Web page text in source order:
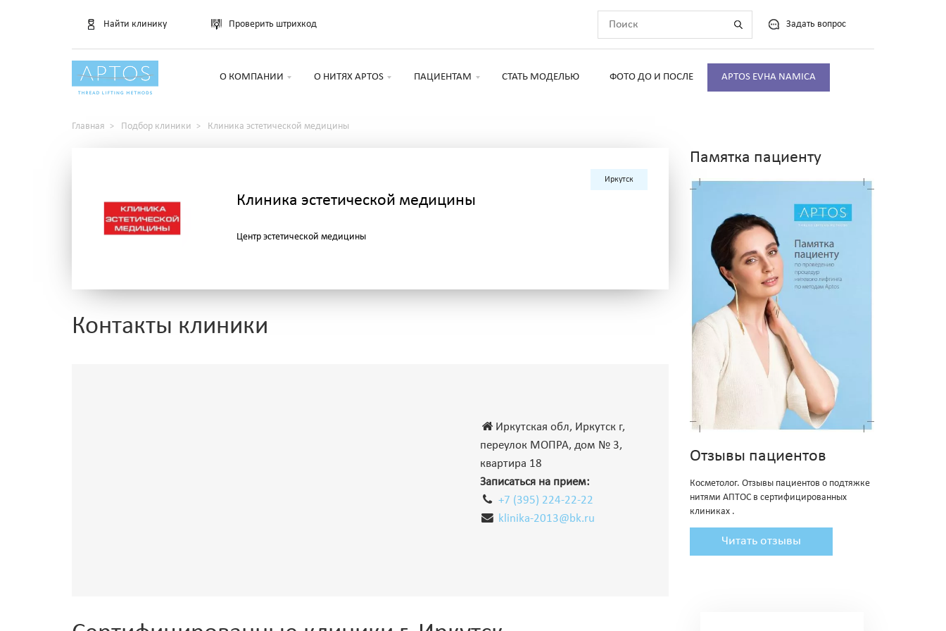
Найти клинику Проверить штрихкод Задать вопрос
О КОМПАНИИ О НИТЯХ APTOS ПАЦИЕНТАМ СТАТЬ МОДЕЛЬЮ ФОТО ДО И ПОСЛЕ APTOS EVHA NAMICA
Главная Подбор клиники Клиника эстетической медицины
Иркутск
Клиника эстетической медицины
Центр эстетической медицины
Контакты клиники
Иркутская обл, Иркутск г,
переулок МОПРА, дом № 3,
квартира 18
Записаться на прием:
+7 (395) 224-22-22
klinika-2013@bk.ru
Памятка пациенту
Отзывы пациентов
Косметолог. Отзывы пациентов о подтяжке
нитями АПТОС в сертифицированных
клиниках .
Читать отзывы